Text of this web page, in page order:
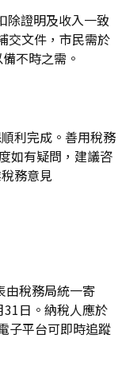
除證明及收入一致
交文件，市民需於
不時之需。
利完成。善用稅務
如有疑問，建議咨
務意見
由稅務局統一寄
日。納稅人應於
子平台可即時追蹤